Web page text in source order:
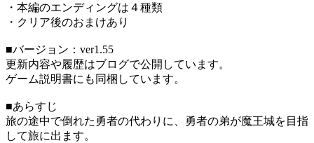
・本編のエンディングは４種類
・クリア後のおまけあり
■バージョン：ver1.55
更新内容や履歴はブログで公開しています。
ゲーム説明書にも同梱しています。
■あらすじ
旅の途中で倒れた勇者の代わりに、勇者の弟が魔王城を目指
して旅に出ます。